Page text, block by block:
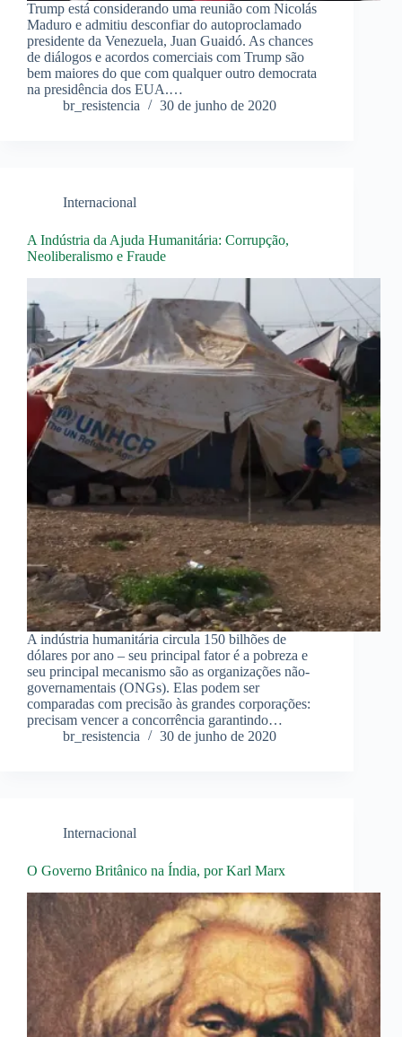
Trump está considerando uma reunião com Nicolás
Maduro e admitiu desconfiar do autoproclamado
presidente da Venezuela, Juan Guaidó. As chances
de diálogos e acordos comerciais com Trump são
bem maiores do que com qualquer outro democrata
na presidência dos EUA.…
br_resistencia
30 de junho de 2020
Internacional
A Indústria da Ajuda Humanitária: Corrupção,
Neoliberalismo e Fraude
A indústria humanitária circula 150 bilhões de
dólares por ano – seu principal fator é a pobreza e
seu principal mecanismo são as organizações não-
governamentais (ONGs). Elas podem ser
comparadas com precisão às grandes corporações:
precisam vencer a concorrência garantindo…
br_resistencia
30 de junho de 2020
Internacional
O Governo Britânico na Índia, por Karl Marx